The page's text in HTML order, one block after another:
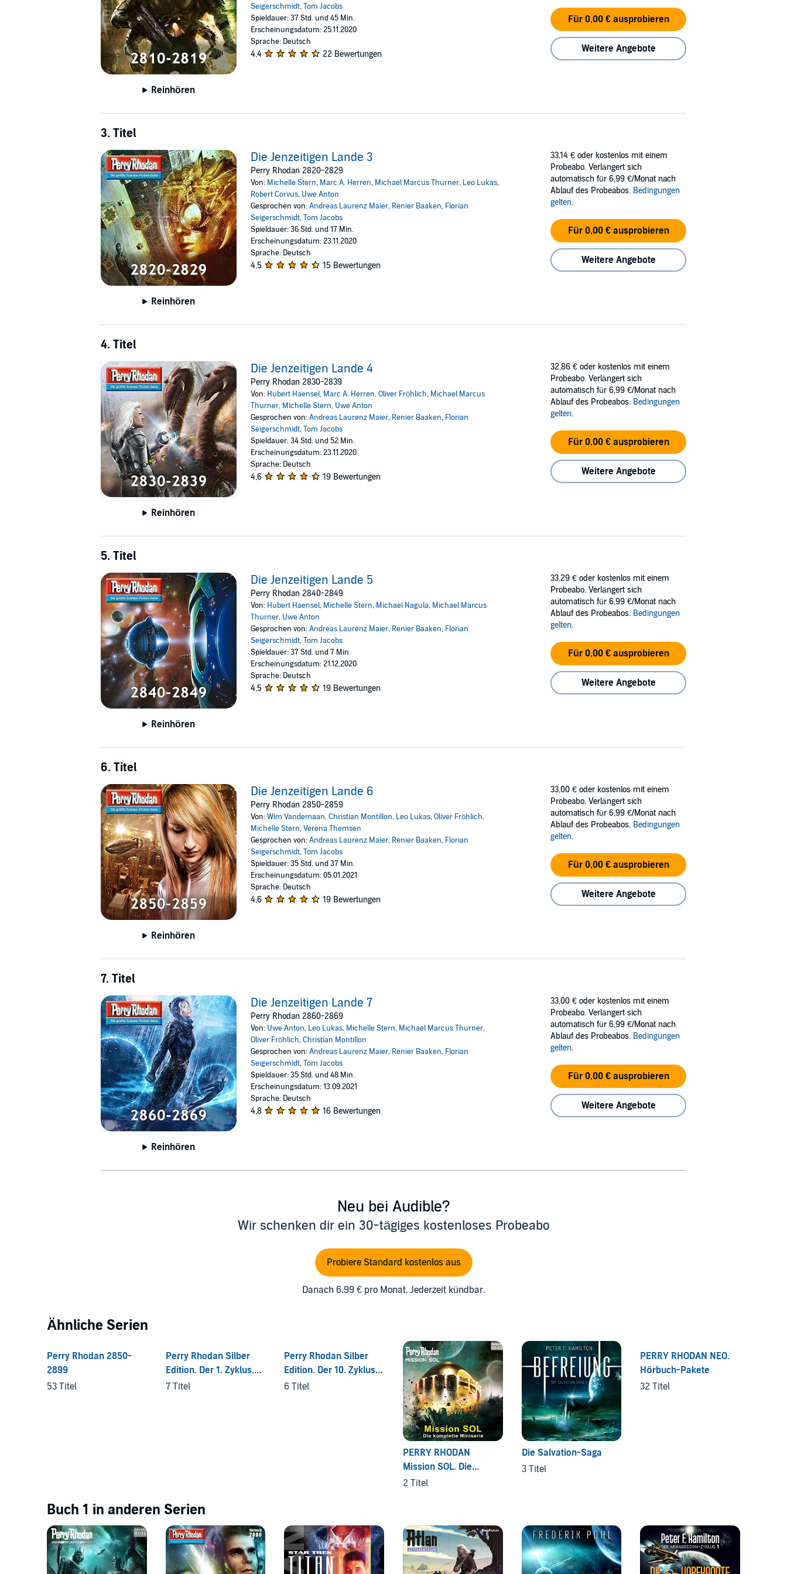
Reinhören
Seigerschmidt,Tom Jacobs
Spieldauer: 37 Std. und 45 Min.
Erscheinungsdatum: 25.11.2020
Sprache: Deutsch
4,4 22 Bewertungen
Für 0,00 € ausprobieren
Weitere Angebote
3. Titel
Reinhören
Die Jenzeitigen Lande 3
Perry Rhodan 2820-2829
Von: Michelle Stern, Marc A. Herren, Michael Marcus Thurner, Leo Lukas,
Robert Corvus, Uwe Anton
Gesprochen von:Andreas Laurenz Maier, Renier Baaken, Florian
Seigerschmidt,Tom Jacobs
Spieldauer: 36 Std. und 17 Min.
Erscheinungsdatum: 23.11.2020
Sprache: Deutsch
4,5 15 Bewertungen
33,14 € oder kostenlos mit einem
Probeabo. Verlängert sich
automatisch für 6,99 €/Monat nach
Ablauf des Probeabos. Bedingungen
gelten.
Für 0,00 € ausprobieren
Weitere Angebote
4. Titel
Reinhören
Die Jenzeitigen Lande 4
Perry Rhodan 2830-2839
Von: Hubert Haensel, Marc A. Herren,Oliver Fröhlich, Michael Marcus
Thurner, Michelle Stern, Uwe Anton
Gesprochen von:Andreas Laurenz Maier, Renier Baaken, Florian
Seigerschmidt,Tom Jacobs
Spieldauer: 34 Std. und 52 Min.
Erscheinungsdatum: 23.11.2020
Sprache: Deutsch
4,6 19 Bewertungen
32,86 € oder kostenlos mit einem
Probeabo. Verlängert sich
automatisch für 6,99 €/Monat nach
Ablauf des Probeabos. Bedingungen
gelten.
Für 0,00 € ausprobieren
Weitere Angebote
5. Titel
Reinhören
Die Jenzeitigen Lande 5
Perry Rhodan 2840-2849
Von: Hubert Haensel, Michelle Stern, Michael Nagula, Michael Marcus
Thurner, Uwe Anton
Gesprochen von:Andreas Laurenz Maier, Renier Baaken, Florian
Seigerschmidt,Tom Jacobs
Spieldauer: 37 Std. und 7 Min.
Erscheinungsdatum: 21.12.2020
Sprache: Deutsch
4,5 19 Bewertungen
33,29 € oder kostenlos mit einem
Probeabo. Verlängert sich
automatisch für 6,99 €/Monat nach
Ablauf des Probeabos. Bedingungen
gelten.
Für 0,00 € ausprobieren
Weitere Angebote
6. Titel
Reinhören
Die Jenzeitigen Lande 6
Perry Rhodan 2850-2859
Von:Wim Vandemaan,Christian Montillon, Leo Lukas,Oliver Fröhlich,
Michelle Stern,Verena Themsen
Gesprochen von:Andreas Laurenz Maier, Renier Baaken, Florian
Seigerschmidt,Tom Jacobs
Spieldauer: 35 Std. und 37 Min.
Erscheinungsdatum: 05.01.2021
Sprache: Deutsch
4,6 19 Bewertungen
33,00 € oder kostenlos mit einem
Probeabo. Verlängert sich
automatisch für 6,99 €/Monat nach
Ablauf des Probeabos. Bedingungen
gelten.
Für 0,00 € ausprobieren
Weitere Angebote
7. Titel
Reinhören
Die Jenzeitigen Lande 7
Perry Rhodan 2860-2869
Von: Uwe Anton, Leo Lukas, Michelle Stern, Michael Marcus Thurner,
Oliver Fröhlich,Christian Montillon
Gesprochen von:Andreas Laurenz Maier, Renier Baaken, Florian
Seigerschmidt,Tom Jacobs
Spieldauer: 35 Std. und 48 Min.
Erscheinungsdatum: 13.09.2021
Sprache: Deutsch
4,8 16 Bewertungen
33,00 € oder kostenlos mit einem
Probeabo. Verlängert sich
automatisch für 6,99 €/Monat nach
Ablauf des Probeabos. Bedingungen
gelten.
Für 0,00 € ausprobieren
Weitere Angebote
Neu bei Audible?
Wir schenken dir ein 30-tägiges kostenloses Probeabo
Probiere Standard kostenlos aus
Danach 6,99 € pro Monat. Jederzeit kündbar.
Ähnliche Serien
Perry Rhodan 2850-
2899
53 Titel
Perry Rhodan Silber
Edition. Der 1. Zyklus.
Die Dritte Macht
7 Titel
Perry Rhodan Silber
Edition. Der 10. Zyklus.
Das kosmische
6 Titel
PERRY RHODAN
Mission SOL. Die
komplette Miniserie
2 Titel
Die Salvation-Saga
3 Titel
PERRY RHODAN NEO.
Hörbuch-Pakete
32 Titel
Buch 1 in anderen Serien